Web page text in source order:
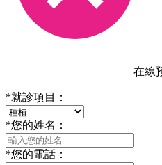
在線
*就診項目：
*您的姓名：
*您的電話：